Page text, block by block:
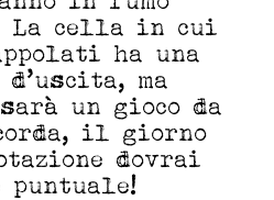
La cella in cui
ha una
ma
un gioco da
il giorno
dovrai
puntuale!